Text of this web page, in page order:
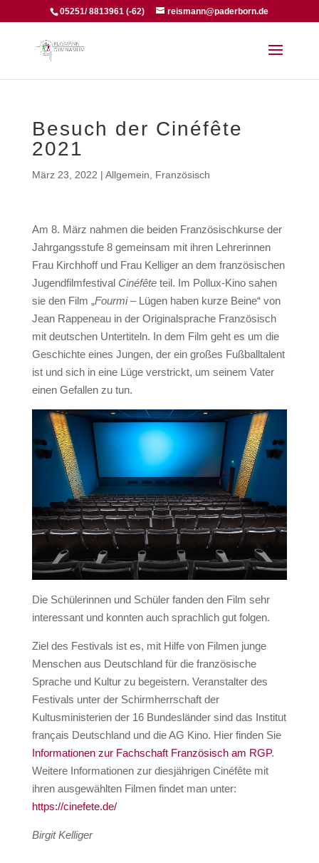
05251/ 8813961 (-62) reismann@paderborn.de
Besuch der Cinéfête
2021
März 23, 2022 | Allgemein Französisch
Am 8. März nahmen die beiden Französischkurse der
Jahrgangsstufe 8 gemeinsam mit ihren Lehrerinnen
Frau Kirchhoff und Frau Kelliger an dem französischen
Jugendfilmfestival Cinéfête teil. Im Pollux-Kino sahen
sie den Film „Fourmi– Lügen haben kurze Beine“ von
Jean Rappeneau in der Originalsprache Französisch
mit deutschen Untertiteln. In dem Film geht es um die
Geschichte eines Jungen, der ein großes Fußballtalent
ist und sich in eine Lüge verstrickt, um seinem Vater
einen Gefallen zu tun.
Die Schülerinnen und Schüler fanden den Film sehr
interessant und konnten auch sprachlich gut folgen.
Ziel des Festivals ist es, mit Hilfe von Filmen junge
Menschen aus Deutschland für die französische
Sprache und Kultur zu begeistern. Veranstalter des
Festivals unter der Schirmherrschaft der
Kultusministerien der 16 Bundesländer sind das Institut
français Deutschland und die AG Kino. Hier finden Sie
Informationen zur Fachschaft Französisch am RGP.
Weitere Informationen zur diesjährigen Cinéfête mit
ihren ausgewählten Filmen findet man unter:
https://cinefete.de/
Birgit Kelliger